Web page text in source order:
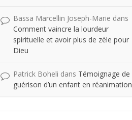
Bassa Marcellin Joseph-Marie dans
Comment vaincre la lourdeur
spirituelle et avoir plus de zèle pour
Dieu
Patrick Boheli dans Témoignage de
guérison d’un enfant en réanimation